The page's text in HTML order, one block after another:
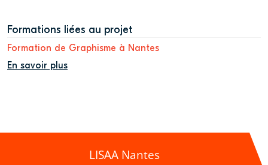
Formations liées au projet
Formation de Graphisme à Nantes
En savoir plus
LISAA Nantes